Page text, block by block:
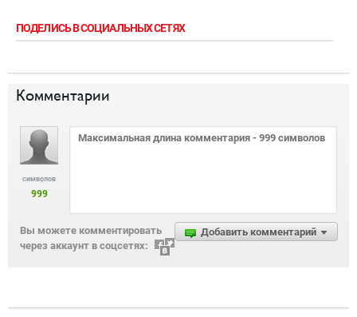
ПОДЕЛИСЬ В СОЦИАЛЬНЫХ СЕТЯХ
Комментарии
символов
999
Добавить комментарий
Вы можете комментировать
через аккаунт в соцсетях: